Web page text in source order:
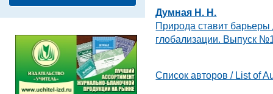
Думная Н. Н.
Природа ставит барьеры
глобализации. Выпуск
Список авторов / List of